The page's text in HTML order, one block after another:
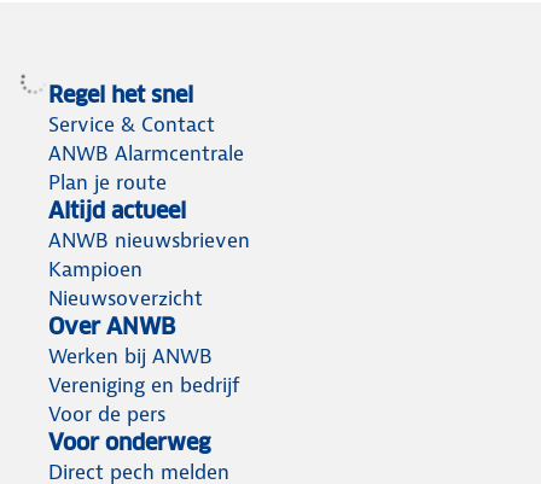
Regel het snel
Service & Contact
ANWB Alarmcentrale
Plan je route
Altijd actueel
ANWB nieuwsbrieven
Kampioen
Nieuwsoverzicht
Over ANWB
Werken bij ANWB
Vereniging en bedrijf
Voor de pers
Voor onderweg
Direct pech melden